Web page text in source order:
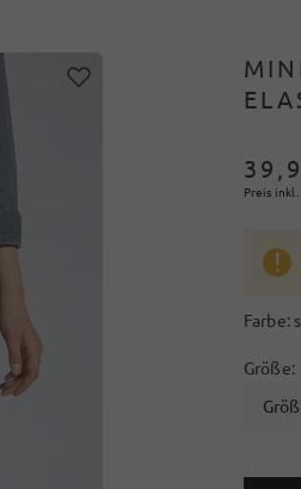
Preis
Farbe:
Größe: